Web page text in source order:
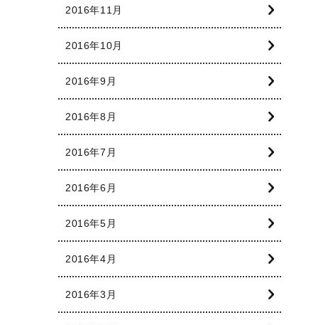
2016年11月
2016年10月
2016年9月
2016年8月
2016年7月
2016年6月
2016年5月
2016年4月
2016年3月